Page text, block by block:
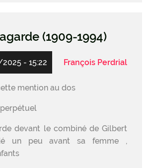
(1909-1994)
- 15:22 François Perdrial
mention au dos
devant le combiné de Gilbert
un peu avant sa femme ,